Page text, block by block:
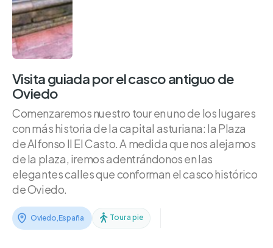
Visita guiada por el casco antiguo de
Oviedo
Comenzaremos nuestro tour en uno de los lugares
con más historia de la capital asturiana: la Plaza
de Alfonso II El Casto. A medida que nos alejamos
de la plaza, iremos adentrándonos en las
elegantes calles que conforman el casco histórico
de Oviedo.
Oviedo,España Tour a pie